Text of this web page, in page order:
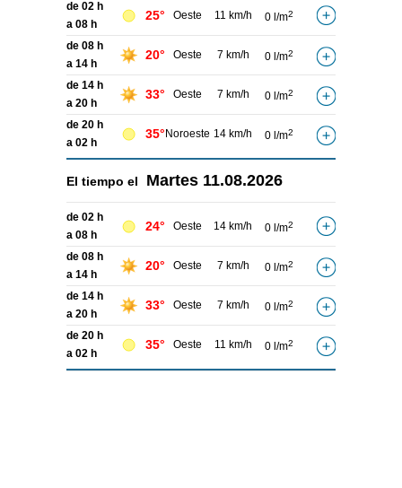
de 02 h
a 08 h
25° Oeste 11 km/h 0 l/m2
de 08 h
a 14 h
20° Oeste 7 km/h 0 l/m2
de 14 h
a 20 h
33° Oeste 7 km/h 0 l/m2
de 20 h
a 02 h
35° Noroeste 14 km/h 0 l/m2
El tiempo el Martes 11.08.2026
de 02 h
a 08 h
24° Oeste 14 km/h 0 l/m2
de 08 h
a 14 h
20° Oeste 7 km/h 0 l/m2
de 14 h
a 20 h
33° Oeste 7 km/h 0 l/m2
de 20 h
a 02 h
35° Oeste 11 km/h 0 l/m2